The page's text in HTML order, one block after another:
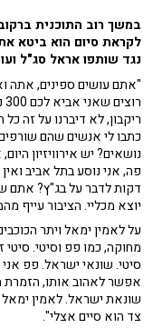
במשך רוב התוכנית
לקראת סיום הוא ביטא
נגד שותפו אראל סג"ל
"אתם עושים ספינים, אתה
ריקבון, לא דיברנו על זה
כתבו לי אנשים שהם
נושאים? יש אירוויזיון
דקות לדבר על בג"ץ? אתם
יוצא מכליי. הציבור עייף
על לאמין ימאל ויתר
מחוקה, כמו פפ וסיטי.
סיטי. שונאי ישראל. פפ
אפשר לאהוב אותו, הזמרת
שונאת ישראל. לאמין ימאל
צד הוא סיים אצלי".